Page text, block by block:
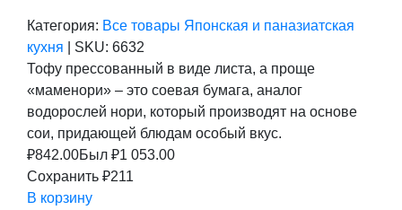
Категория: Все товары Японская и паназиатская
кухня
SKU: 6632
Тофу прессованный в виде листа, а проще
«маменори» – это соевая бумага, аналог
водорослей нори, который производят на основе
сои, придающей блюдам особый вкус.
₽842.00Был ₽1 053.00
Сохранить ₽211
В корзину